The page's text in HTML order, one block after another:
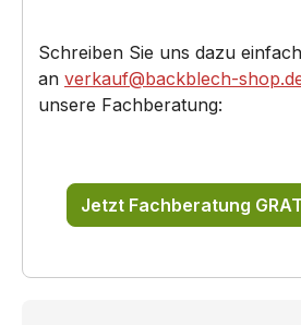
Schreiben Sie uns dazu
an verkauf@backblech-
unsere Fachberatung:
Jetzt Fachberatung